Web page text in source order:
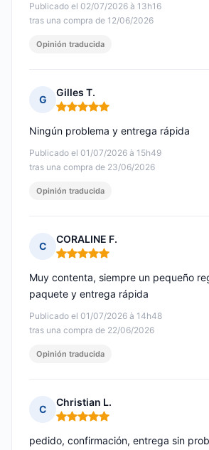
Publicado el 02/07/2026 à 13h16
tras una compra de 12/06/2026
Opinión traducida
G
Gilles T.
Nota: 5 de 5
Publicado el 01/07/2026 à 15h49
tras una compra de 23/06/2026
Ningún problema y entrega rápida
Opinión traducida
C
CORALINE F.
Nota: 5 de 5
Publicado el 01/07/2026 à 14h48
tras una compra de 22/06/2026
Muy contenta, siempre un pequeño
paquete y entrega rápida
Opinión traducida
C
Christian L.
Nota: 5 de 5
pedido, confirmación, entrega sin